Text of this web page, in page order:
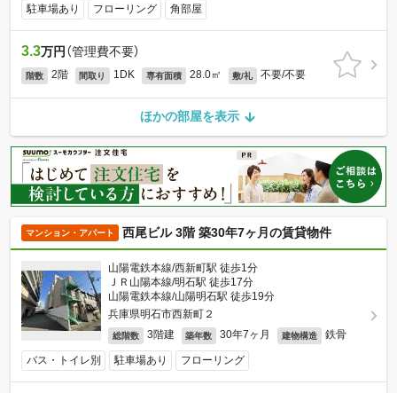
駐車場あり フローリング 角部屋
3.3万円 （管理費不要）
階数 2階 間取り 1DK 専有面積 28.0㎡ 敷/礼 不要/不要
ほかの部屋を表示
マンション・アパート 西尾ビル 3階 築30年7ヶ月の賃貸物件
山陽電鉄本線/西新町駅 徒歩1分
ＪＲ山陽本線/明石駅 徒歩17分
山陽電鉄本線/山陽明石駅 徒歩19分
兵庫県明石市西新町２
総階数 3階建 築年数 30年7ヶ月 建物構造 鉄骨
バス・トイレ別 駐車場あり フローリング